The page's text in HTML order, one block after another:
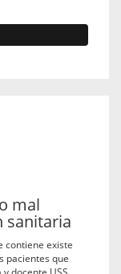
mal
sanitaria
contiene existe
pacientes que